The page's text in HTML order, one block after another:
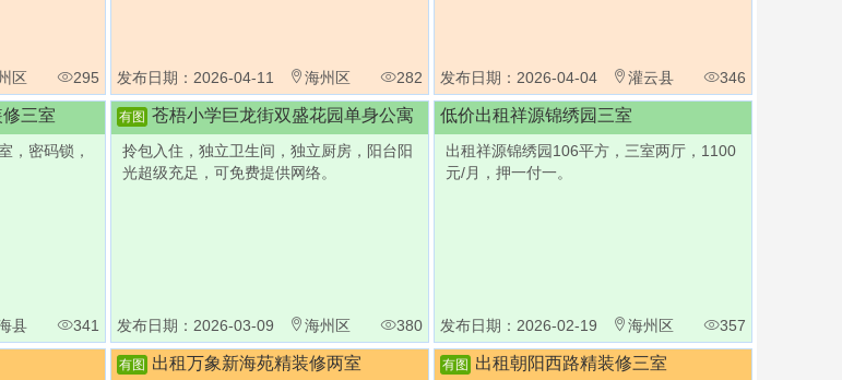
区 295 发布日期：2026-04-11 海州区 282 发布日期：2026-04-04 灌云县 346
三室
，密码锁，
县 341
有图 苍梧小学巨龙街双盛花园单身公寓
拎包入住，独立卫生间，独立厨房，阳台阳
光超级充足，可免费提供网络。
发布日期：2026-03-09 海州区 380
低价出租祥源锦绣园三室
出租祥源锦绣园106平方，三室两厅，1100
元/月，押一付一。
发布日期：2026-02-19 海州区 357
有图 出租万象新海苑精装修两室 有图 出租朝阳西路精装修三室